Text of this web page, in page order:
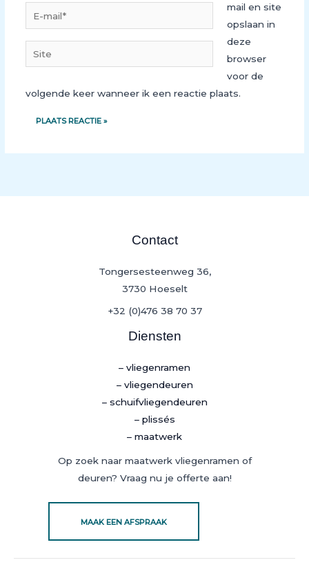
mail*
Site
mail en site
opslaan in
deze
browser
voor de
volgende keer wanneer ik een reactie plaats.
Contact
Tongersesteenweg 36,
3730 Hoeselt
+32 (0)476 38 70 37
Diensten
– vliegenramen
– vliegendeuren
– schuifvliegendeuren
– plissés
– maatwerk
Op zoek naar maatwerk vliegenramen of
deuren? Vraag nu je offerte aan!
MAAK EEN AFSPRAAK